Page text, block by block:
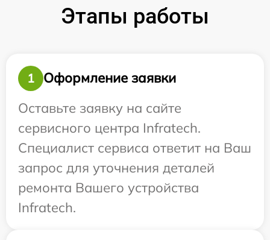
Этапы работы
1
Оформление заявки
Оставьте заявку на сайте
сервисного центра Infratech.
Специалист сервиса ответит на Ваш
запрос для уточнения деталей
ремонта Вашего устройства
Infratech.